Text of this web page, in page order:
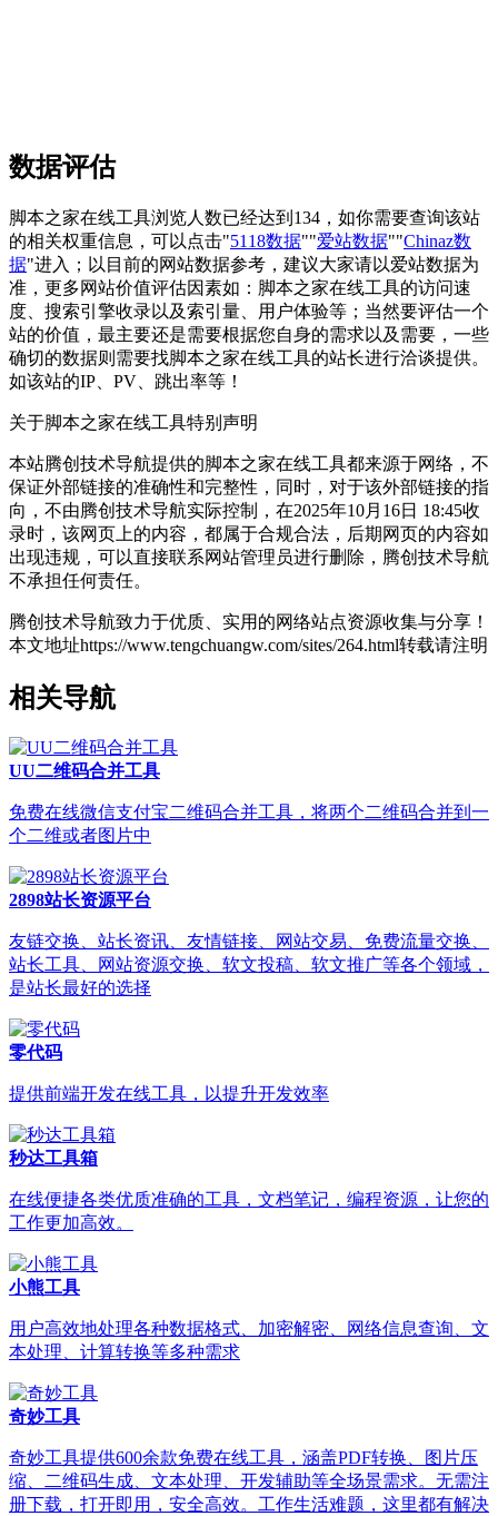
数据评估
脚本之家在线工具浏览人数已经达到134，如你需要查询该站
的相关权重信息，可以点击"5118数据""爱站数据""Chinaz数
据"进入；以目前的网站数据参考，建议大家请以爱站数据为
准，更多网站价值评估因素如：脚本之家在线工具的访问速
度、搜索引擎收录以及索引量、用户体验等；当然要评估一个
站的价值，最主要还是需要根据您自身的需求以及需要，一些
确切的数据则需要找脚本之家在线工具的站长进行洽谈提供。
如该站的IP、PV、跳出率等！
关于脚本之家在线工具特别声明
本站腾创技术导航提供的脚本之家在线工具都来源于网络，不
保证外部链接的准确性和完整性，同时，对于该外部链接的指
向，不由腾创技术导航实际控制，在2025年10月16日 18:45收
录时，该网页上的内容，都属于合规合法，后期网页的内容如
出现违规，可以直接联系网站管理员进行删除，腾创技术导航
不承担任何责任。
腾创技术导航致力于优质、实用的网络站点资源收集与分享！
本文地址https://www.tengchuangw.com/sites/264.html转载请注明
相关导航
UU二维码合并工具
免费在线微信支付宝二维码合并工具，将两个二维码合并到一
个二维或者图片中
2898站长资源平台
友链交换、站长资讯、友情链接、网站交易、免费流量交换、
站长工具、网站资源交换、软文投稿、软文推广等各个领域，
是站长最好的选择
零代码
提供前端开发在线工具，以提升开发效率
秒达工具箱
在线便捷各类优质准确的工具，文档笔记，编程资源，让您的
工作更加高效。
小熊工具
用户高效地处理各种数据格式、加密解密、网络信息查询、文
本处理、计算转换等多种需求
奇妙工具
奇妙工具提供600余款免费在线工具，涵盖PDF转换、图片压
缩、二维码生成、文本处理、开发辅助等全场景需求。无需注
册下载，打开即用，安全高效。工作生活难题，这里都有解决